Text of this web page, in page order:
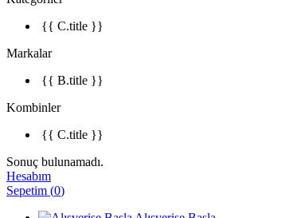
{{ C.title }}
Markalar
{{ B.title }}
Kombinler
{{ C.title }}
Sonuç bulunamadı.
Hesabım
Sepetim (0)